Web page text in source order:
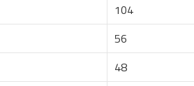
104
56
48